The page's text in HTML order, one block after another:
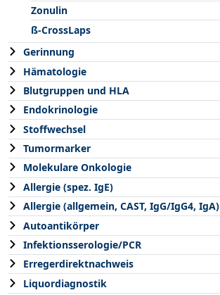
Zonulin
ß-CrossLaps
Gerinnung
Hämatologie
Blutgruppen und HLA
Endokrinologie
Stoffwechsel
Tumormarker
Molekulare Onkologie
Allergie (spez. IgE)
Allergie (allgemein, CAST, IgG/IgG4, IgA)
Autoantikörper
Infektionsserologie/PCR
Erregerdirektnachweis
Liquordiagnostik